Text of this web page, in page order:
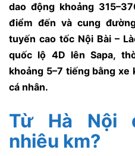
dao động khoảng
điểm đến và cung
tuyến cao tốc Nội Bài –
quốc lộ 4D lên Sapa,
khoảng 5–7 tiếng bằng
cá nhân.
Từ Hà Nội
nhiêu km?